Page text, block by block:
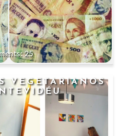
25
VEGETARIANOS